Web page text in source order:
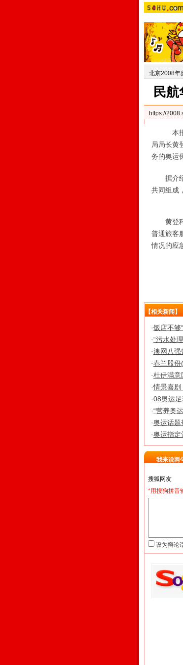
北京2008年
民
https://
本报讯
局局长黄
务的奥运
据介绍
共同组成
黄登科
普通旅客
情况的应
【相关新闻】
·饭店不够
·“污水处
·澳网八强
·春兰股
·杜伊满意
·情景喜剧
·08奥运
·“营养奥
·奥运话题
·奥运指定
我来说两
*用搜狗拼音
设为辩论